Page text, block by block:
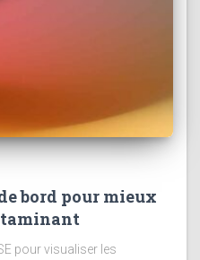
bord pour mieux
pour visualiser les